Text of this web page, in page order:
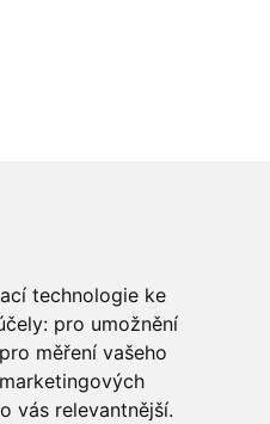
technologie ke
pro umožnění
pro měření vašeho
vás relevantnější.